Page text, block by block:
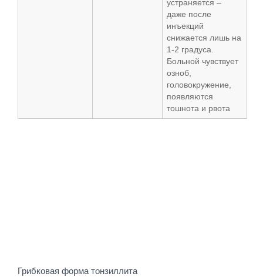
устраняется –
даже после
инъекций
снижается лишь на
1-2 градуса.
Больной чувствует
озноб,
головокружение,
появляются
тошнота и рвота
Грибковая форма тонзиллита